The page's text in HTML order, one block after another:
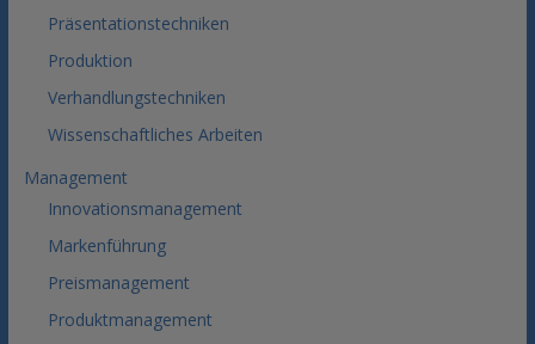
Präsentationstechniken
Produktion
Verhandlungstechniken
Wissenschaftliches Arbeiten
Management
Innovationsmanagement
Markenführung
Preismanagement
Produktmanagement